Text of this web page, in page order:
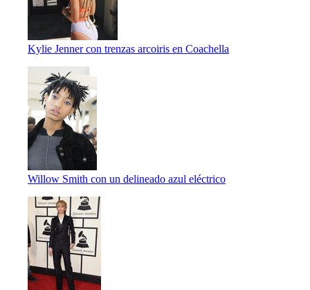
Kylie Jenner con trenzas arcoiris en Coachella
Willow Smith con un delineado azul eléctrico